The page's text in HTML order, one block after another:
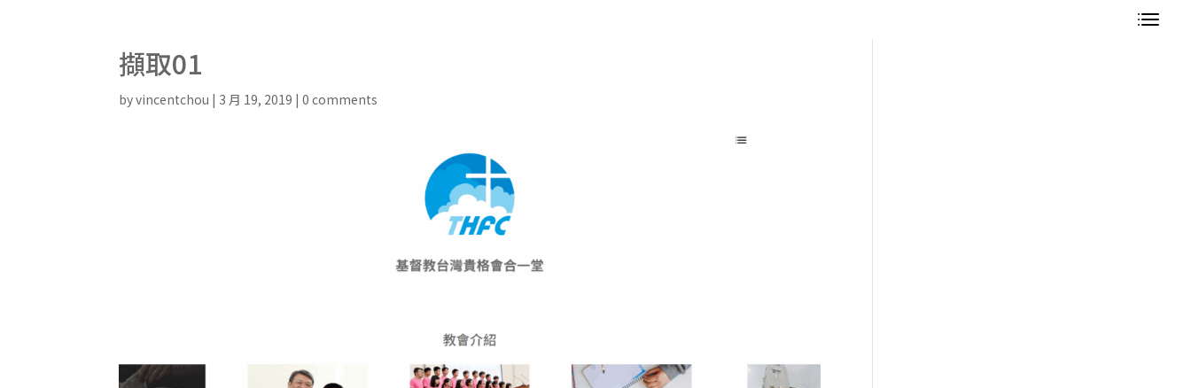
擷取01
byvincentchou | 3 月 19, 2019 |0 comments